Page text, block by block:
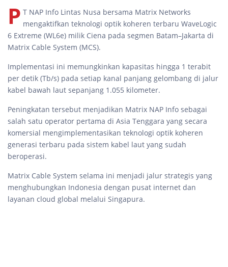
P T NAP Info Lintas Nusa bersama Matrix Networks
mengaktifkan teknologi optik koheren terbaru WaveLogic
6 Extreme (WL6e) milik Ciena pada segmen Batam–Jakarta di
Matrix Cable System (MCS).
Implementasi ini memungkinkan kapasitas hingga 1 terabit
per detik (Tb/s) pada setiap kanal panjang gelombang di jalur
kabel bawah laut sepanjang 1.055 kilometer.
Peningkatan tersebut menjadikan Matrix NAP Info sebagai
salah satu operator pertama di Asia Tenggara yang secara
komersial mengimplementasikan teknologi optik koheren
generasi terbaru pada sistem kabel laut yang sudah
beroperasi.
Matrix Cable System selama ini menjadi jalur strategis yang
menghubungkan Indonesia dengan pusat internet dan
layanan cloud global melalui Singapura.